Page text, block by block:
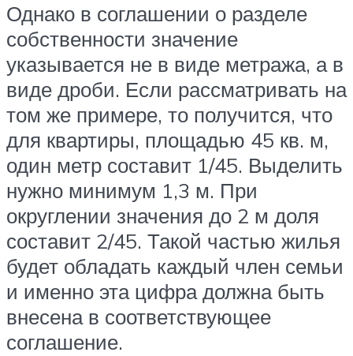
Однако в соглашении о разделе
собственности значение
указывается не в виде метража, а в
виде дроби. Если рассматривать на
том же примере, то получится, что
для квартиры, площадью 45 кв. м,
один метр составит 1/45. Выделить
нужно минимум 1,3 м. При
округлении значения до 2 м доля
составит 2/45. Такой частью жилья
будет обладать каждый член семьи
и именно эта цифра должна быть
внесена в соответствующее
соглашение.